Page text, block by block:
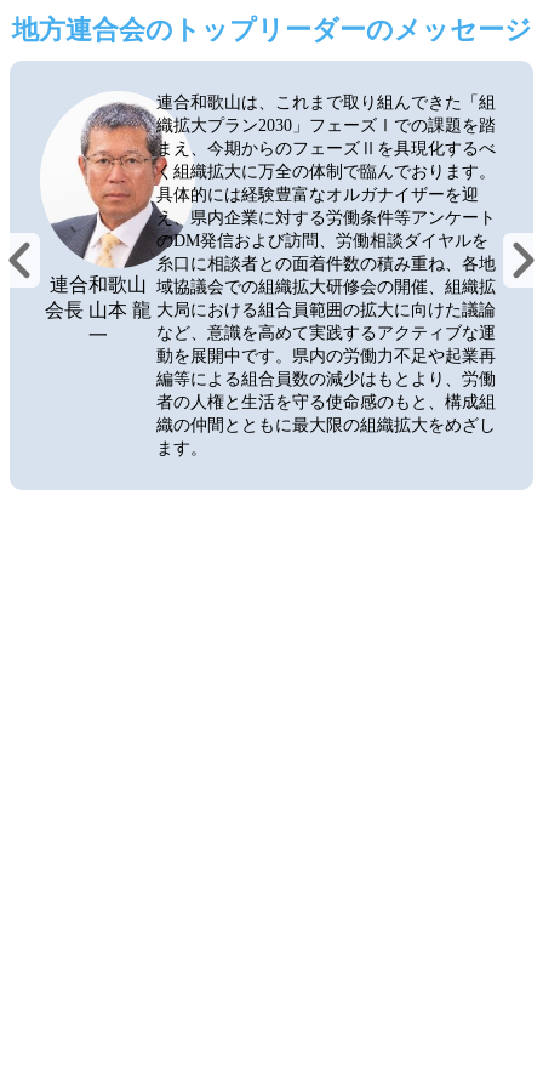
地方連合会のトップリーダーのメッセージ
連合和歌山
会長 山本 龍
一
連合和歌山は、これまで取り組んできた「組
織拡大プラン2030」フェーズⅠでの課題を踏
まえ、今期からのフェーズⅡを具現化するべ
く組織拡大に万全の体制で臨んでおります。
具体的には経験豊富なオルガナイザーを迎
え、県内企業に対する労働条件等アンケート
のDM発信および訪問、労働相談ダイヤルを
糸口に相談者との面着件数の積み重ね、各地
域協議会での組織拡大研修会の開催、組織拡
大局における組合員範囲の拡大に向けた議論
など、意識を高めて実践するアクティブな運
動を展開中です。県内の労働力不足や起業再
編等による組合員数の減少はもとより、労働
者の人権と生活を守る使命感のもと、構成組
織の仲間とともに最大限の組織拡大をめざし
ます。